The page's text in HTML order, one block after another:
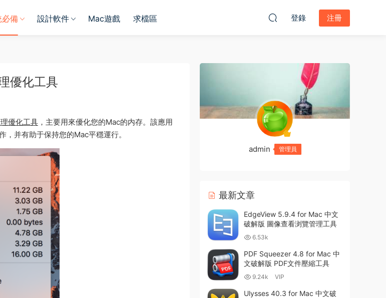
必備 設計軟件 Mac遊戲 求檔區 登錄 注冊
優化工具
優化工具 ，主要用來優化您的Mac的内存。該應用
并有助于保持您的Mac平穩運行。
admin 管理員
最新文章
EdgeView 5.9.4 for Mac 中文
破解版 圖像查看浏覽管理工具
6.53k
PDF Squeezer 4.8 for Mac 中
文破解版 PDF文件壓縮工具
9.24k VIP
Ulysses 40.3 for Mac 中文破